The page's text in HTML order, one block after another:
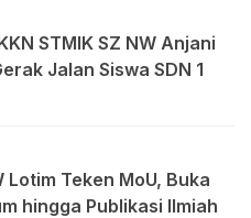
STMIK SZ NW Anjani
Jalan Siswa SDN 1
Lotim Teken MoU, Buka
hingga Publikasi Ilmiah